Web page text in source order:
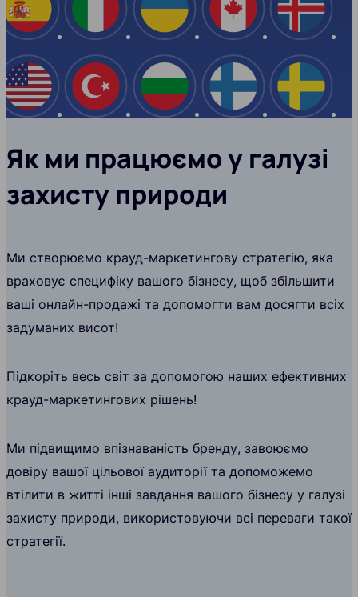
Іспанія
США
Італія
Туреччина
Україна
Болгарія
Канада
Фінляндія Швеція
Як ми працюємо у галузі
захисту природи
Ми створюємо крауд-маркетингову стратегію, яка
враховує специфіку вашого бізнесу, щоб збільшити
ваші онлайн-продажі та допомогти вам досягти всіх
задуманих висот!
Підкоріть весь світ за допомогою наших ефективних
крауд-маркетингових рішень!
Ми підвищимо впізнаваність бренду, завоюємо
довіру вашої цільової аудиторії та допоможемо
втілити в житті інші завдання вашого бізнесу у галузі
захисту природи, використовуючи всі переваги такої
стратегії.